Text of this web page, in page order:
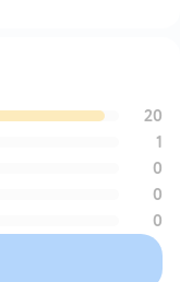
20
1
0
0
0